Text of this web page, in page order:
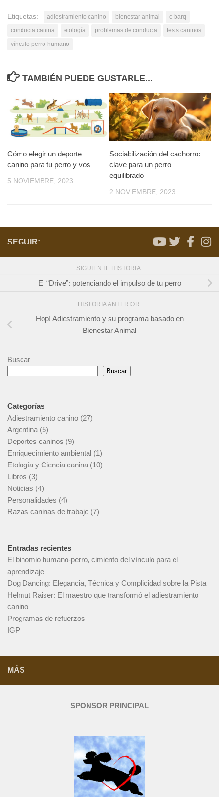
Etiquetas: adiestramiento canino bienestar animal
c-barq
conducta canina
etología problemas de conducta
tests caninos
vínculo perro-humano
TAMBIÉN PUEDE GUSTARLE...
Cómo elegir un deporte
canino para tu perro y vos
5 NOVIEMBRE, 2023
Sociabilización del cachorro:
clave para un perro
equilibrado
2 NOVIEMBRE, 2023
SEGUIR:
SIGUIENTE HISTORIA
El “Drive”: potenciando el impulso de tu perro
HISTORIA ANTERIOR
Hop! Adiestramiento y su programa basado en
Bienestar Animal
Buscar
Buscar
Categorías
Adiestramiento canino (27)
Argentina (5)
Deportes caninos (9)
Enriquecimiento ambiental (1)
Etología y Ciencia canina (10)
Libros (3)
Noticias (4)
Personalidades (4)
Razas caninas de trabajo (7)
Entradas recientes
El binomio humano-perro, cimiento del vínculo para el
aprendizaje
Dog Dancing: Elegancia, Técnica y Complicidad sobre la Pista
Helmut Raiser: El maestro que transformó el adiestramiento
canino
Programas de refuerzos
IGP
MÁS
SPONSOR PRINCIPAL